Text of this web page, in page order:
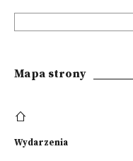
Mapa strony
Wydarzenia